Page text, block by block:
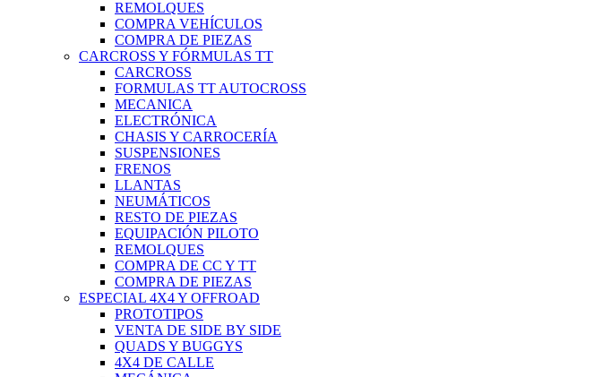
REMOLQUES
COMPRA VEHÍCULOS
COMPRA DE PIEZAS
CARCROSS Y FÓRMULAS TT
CARCROSS
FORMULAS TT AUTOCROSS
MECANICA
ELECTRÓNICA
CHASIS Y CARROCERÍA
SUSPENSIONES
FRENOS
LLANTAS
NEUMÁTICOS
RESTO DE PIEZAS
EQUIPACIÓN PILOTO
REMOLQUES
COMPRA DE CC Y TT
COMPRA DE PIEZAS
ESPECIAL 4X4 Y OFFROAD
PROTOTIPOS
VENTA DE SIDE BY SIDE
QUADS Y BUGGYS
4X4 DE CALLE